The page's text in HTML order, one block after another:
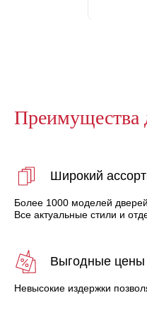
Преимущества
Широкий
Более 1000 моделей дверей
Все актуальные стили и
Выгодные цены
Невысокие издержки